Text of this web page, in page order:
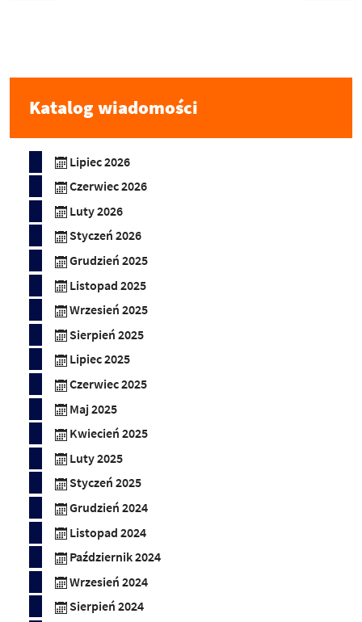
Katalog wiadomości
Lipiec 2026
Czerwiec 2026
Luty 2026
Styczeń 2026
Grudzień 2025
Listopad 2025
Wrzesień 2025
Sierpień 2025
Lipiec 2025
Czerwiec 2025
Maj 2025
Kwiecień 2025
Luty 2025
Styczeń 2025
Grudzień 2024
Listopad 2024
Październik 2024
Wrzesień 2024
Sierpień 2024